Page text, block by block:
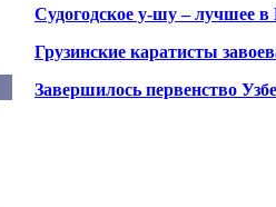
Судогодское у-шу – лучшее в
Грузинские каратисты
Завершилось первенство